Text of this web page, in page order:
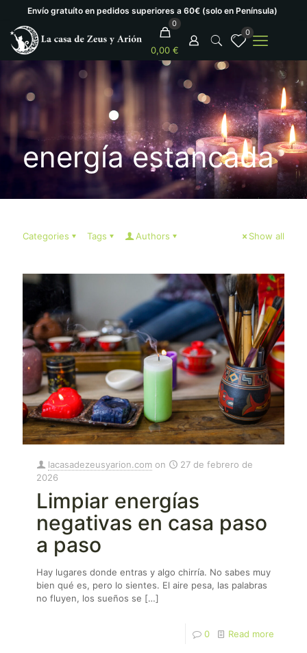
Envío gratuíto en pedidos superiores a 60€ (solo en Península)
0
0,00 €
0
energía estancada
Categories Tags Authors Show all
lacasadezeusyarion.com on
27 de febrero de
2026
Limpiar energías
negativas en casa paso
a paso
Hay lugares donde entras y algo chirría. No sabes muy
bien qué es, pero lo sientes. El aire pesa, las palabras
no fluyen, los sueños se […]
0 Read more